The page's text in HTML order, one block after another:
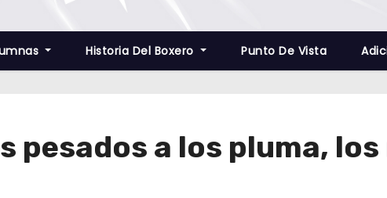
Historia Del Boxero Punto De Vista
pesados a los pluma, los